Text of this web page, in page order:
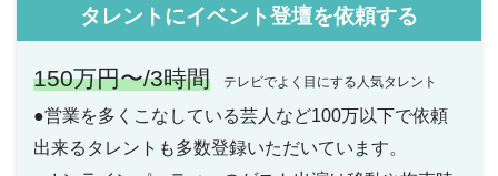
タレントにイベント登壇を依頼する
150万円〜/3時間 テレビでよく目にする人気タレント
●営業を多くこなしている芸人など100万以下で依頼
出来るタレントも多数登録いただいています。